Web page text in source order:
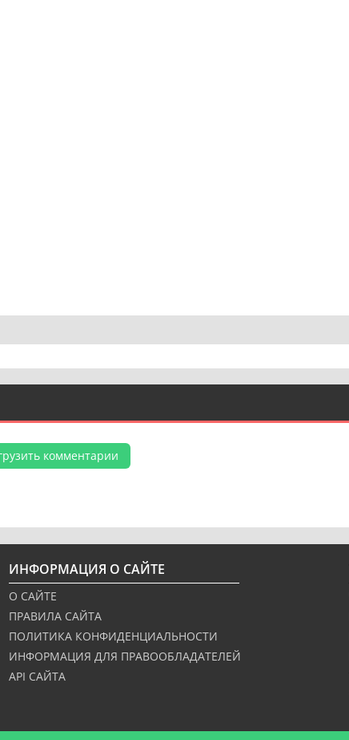
комментарии
ИНФОРМАЦИЯ О САЙТЕ
О САЙТЕ
ПРАВИЛА САЙТА
ПОЛИТИКА КОНФИДЕНЦИАЛЬНОСТИ
ИНФОРМАЦИЯ ДЛЯ ПРАВООБЛАДАТЕЛЕЙ
API САЙТА